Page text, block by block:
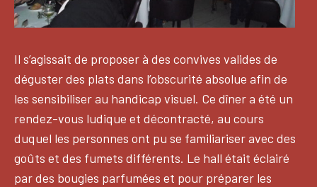
Il s’agissait de proposer à des convives valides de
déguster des plats dans l’obscurité absolue afin de
les sensibiliser au handicap visuel. Ce dîner a été un
rendez-vous ludique et décontracté, au cours
duquel les personnes ont pu se familiariser avec des
goûts et des fumets différents. Le hall était éclairé
par des bougies parfumées et pour préparer les